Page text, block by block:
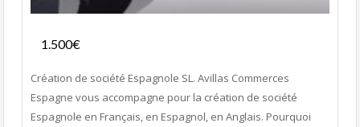
1.500€
Création de société Espagnole SL. Avillas Commerces
Espagne vous accompagne pour la création de société
Espagnole en Français, en Espagnol, en Anglais. Pourquoi